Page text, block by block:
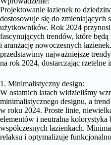
Projektowanie łazienek to
dostosowuje się do zmieniających
użytkowników. Rok 2024
fascynujących trendów, które
i aranżację nowoczesnych
przedstawimy najważniejsze
na rok 2024, dostarczając rzetelne
1. Minimalistyczny design:
W ostatnich latach widzieliśmy
minimalistycznego designu, a
w roku 2024. Proste linie,
elementów i neutralna kolorystyka
współczesnych łazienkach.
relaksu i optymalizuje